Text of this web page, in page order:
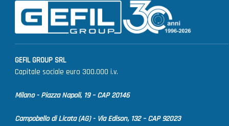
GEFIL GROUP SRL
Capitale sociale euro 300.000 i.v.
Milano - Piazza Napoli, 19 – CAP 20146
Campobello di Licata (AG) - Via Edison, 132 – CAP 92023